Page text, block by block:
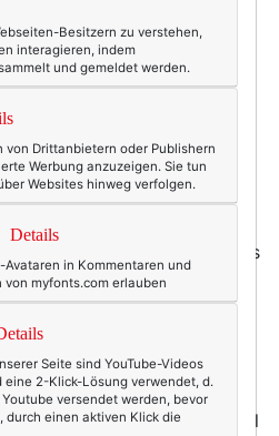
immer noch geil. In
Tag andere Klamotten
leider fast immer auch
Aus Polyester, in dem
die die erste Wäsche nicht
mehr wert als solche
bevor mir jetzt jemand mit
Statt vielen billigen Teilen
aus
leisten. Ja, genau: Weil wir es
Thema: Nahrungsmittel.
Vergleich
Essen aus. Und das,
Ländern gehören! Speziell
Besitzern zu verstehen,
interagieren, indem
und gemeldet werden.
von Drittanbietern oder Publishern
Werbung anzuzeigen. Sie tun
Websites hinweg verfolgen.
Details
in Kommentaren und
myfonts.com erlauben
Seite sind YouTube-Videos
2-Klick-Lösung verwendet, d.
versendet werden, bevor
durch einen aktiven Klick die